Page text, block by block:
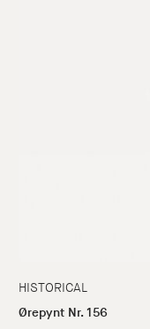
HISTORICAL
Ørepynt Nr. 156